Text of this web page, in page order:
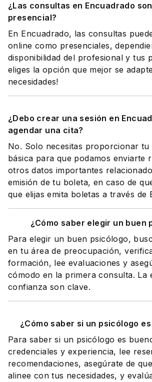
¿Las consultas en Encuadrado
presencial?
En Encuadrado, las consultas
online como presenciales,
disponibilidad del profesional y tus
eliges la opción que mejor se
necesidades!
¿Debo crear una sesión en
agendar una cita?
No. Solo necesitas proporcionar
básica para que podamos enviarte
otros datos importantes
emisión de tu boleta, en caso de
que elijas emita boletas a través de
¿Cómo saber elegir un buen
Para elegir un buen psicólogo,
en tu área de preocupación,
formación, lee evaluaciones y
cómodo en la primera consulta. La
confianza son clave.
¿Cómo saber si un psicólogo
Para saber si un psicólogo es
credenciales y experiencia, lee
recomendaciones, asegúrate de
alinee con tus necesidades, y